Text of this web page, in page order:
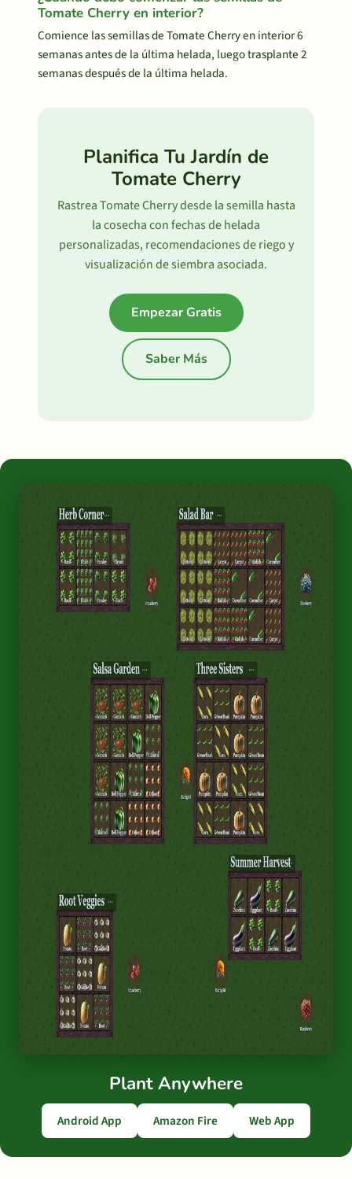
Tomate Cherry en interior?
Comience las semillas de Tomate Cherry en interior 6
semanas antes de la última helada, luego trasplante 2
semanas después de la última helada.
Planifica Tu Jardín de
Tomate Cherry
Rastrea Tomate Cherry desde la semilla hasta
la cosecha con fechas de helada
personalizadas, recomendaciones de riego y
visualización de siembra asociada.
Empezar Gratis
Saber Más
Plant Anywhere
Android App Amazon Fire Web App